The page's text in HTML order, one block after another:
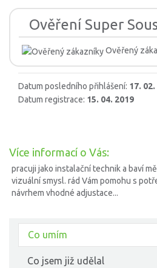
Ověření Super
Ověřený
Datum posledního přihlášení: 17. 02.
Datum registrace: 15. 04. 2019
Více informací o Vás:
pracuji jako instalační technik a baví
vizuální smysl. rád Vám pomohu s
návrhem vhodné adjustace...
Co umím
Co jsem již udělal